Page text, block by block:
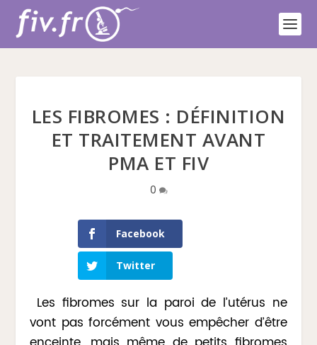
LES FIBROMES : DÉFINITION
ET TRAITEMENT AVANT
PMA ET FIV
0
Facebook
Twitter
Les fibromes sur la paroi de l’utérus ne
vont pas forcément vous empêcher d’être